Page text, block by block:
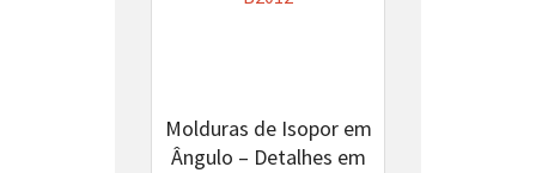
Molduras de Isopor em
Ângulo – Detalhes em